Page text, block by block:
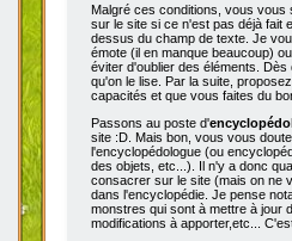
Malgré ces conditions, vous
sur le site si ce n'est pas déjà fait
dessus du champ de texte. Je
émote (il en manque beaucoup)
éviter d'oublier des éléments.
qu'on le lise. Par la suite,
capacités et que vous faites du
Passons au poste d'
site :D. Mais bon, vous vous
l'encyclopédologue (ou
des objets, etc...). Il n'y a donc
consacrer sur le site (mais on ne
dans l'encyclopédie. Je pense
monstres qui sont à mettre à jour
modifications à apporter,etc...